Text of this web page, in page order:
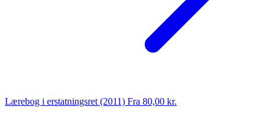
Lærebog i erstatningsret (2011) Fra 80,00 kr.